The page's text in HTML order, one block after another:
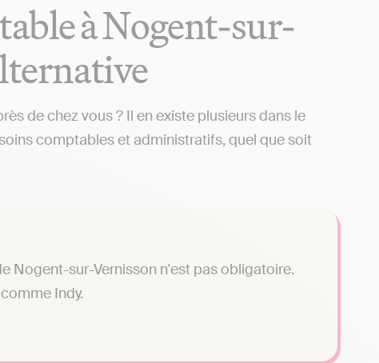
à Nogent-sur-
de chez vous ? Il en existe plusieurs dans le
comptables et administratifs, quel que soit
Nogent-sur-Vernisson n'est pas obligatoire.
Indy.